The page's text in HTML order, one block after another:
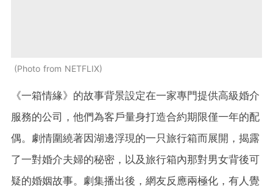
Photo from NETFLIX
《一箱情緣》的故事背景設定在一家專門提供高級婚介
服務的公司，他們為客戶量身打造合約期限僅一年的配
偶。劇情圍繞著因湖邊浮現的一只旅行箱而展開，揭露
了一對婚介夫婦的秘密，以及旅行箱內那對男女背後可
疑的婚姻故事。劇集播出後，網友反應兩極化，有人覺